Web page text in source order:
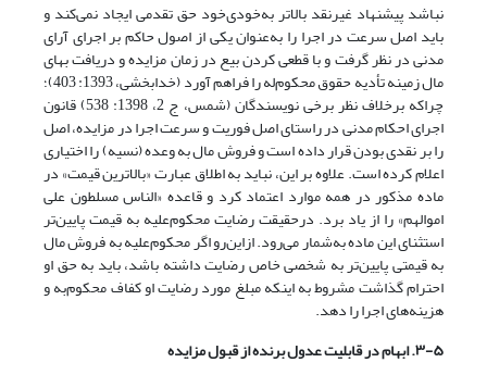
نباشد پیشنهاد غیر‌نقد بالاتر به‌خودی‌خود حق تقدمی ایجاد نمی‌کند و
باید اصل سرعت در اجرا را به‌عنوان یکی از اصول حاکم بر اجرای آرای
مدنی در نظر گرفت و با قطعی کردن بیع در زمان مزایده و دریافت بهای
مال زمینه تأدیه حقوق محکوم‌له را فراهم آورد (خدابخشی، 1393: 403)؛
چراکه برخلاف نظر برخی نویسندگان (شمس، ج 2، 1398: 538) قانون
اجرای احکام مدنی در راستای اصل فوریت و سرعت اجرا در مزایده، اصل
را بر نقدی بودن قرار داده است و فروش مال به وعده (نسیه) را اختیاری
اعلام کرده است. علاوه بر این، نباید به اطلاق عبارت «بالاترین قیمت» در
ماده مذکور در همه موارد اعتماد کرد و قاعده «الناس مسلطون علی
اموالهم» را از یاد برد. درحقیقت رضایت محکوم‌علیه به قیمت پایین‌تر
استثنای این ماده به‌شمار می‌رود. ازاین‌رو اگر محکوم‌علیه به فروش مال
به قیمتی پایین‌تر به شخصی خاص رضایت داشته ‌باشد، باید به حق او
احترام گذاشت مشروط به اینکه مبلغ مورد رضایت او کفاف محکوم‌به و
هزینه‌های اجرا را دهد.
۳-۵. ابهام در قابلیت عدول برنده از قبول مزایده